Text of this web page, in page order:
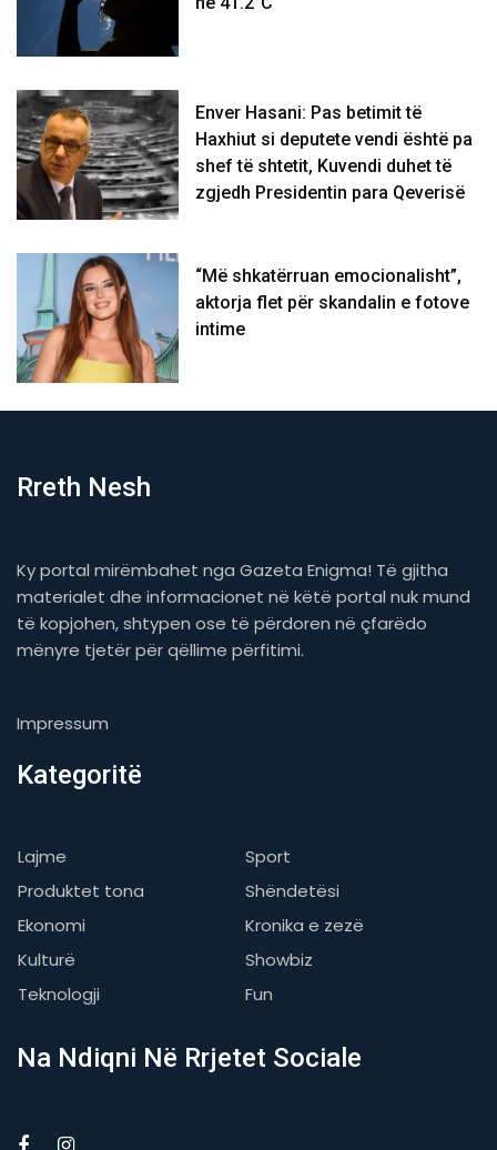
Enver Hasani: Pas betimit të
Haxhiut si deputete vendi është pa
shef të shtetit, Kuvendi duhet të
zgjedh Presidentin para Qeverisë
“Më shkatërruan emocionalisht”,
aktorja flet për skandalin e fotove
intime
Rreth Nesh
Ky portal mirëmbahet nga Gazeta Enigma! Të gjitha
materialet dhe informacionet në këtë portal nuk mund
të kopjohen, shtypen ose të përdoren në çfarëdo
mënyre tjetër për qëllime përfitimi.
Impressum
Kategoritë
Lajme
Sport
Produktet tona
Shëndetësi
Ekonomi
Kronika e zezë
Kulturë
Showbiz
Teknologji
Fun
Na Ndiqni Në Rrjetet Sociale